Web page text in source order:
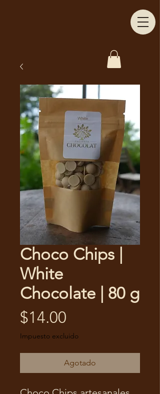
Choco Chips |
White
Chocolate | 80 g
$14.00
Impuesto excluido
Agotado